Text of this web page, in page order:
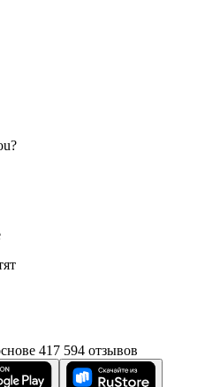
417 594 отзывов